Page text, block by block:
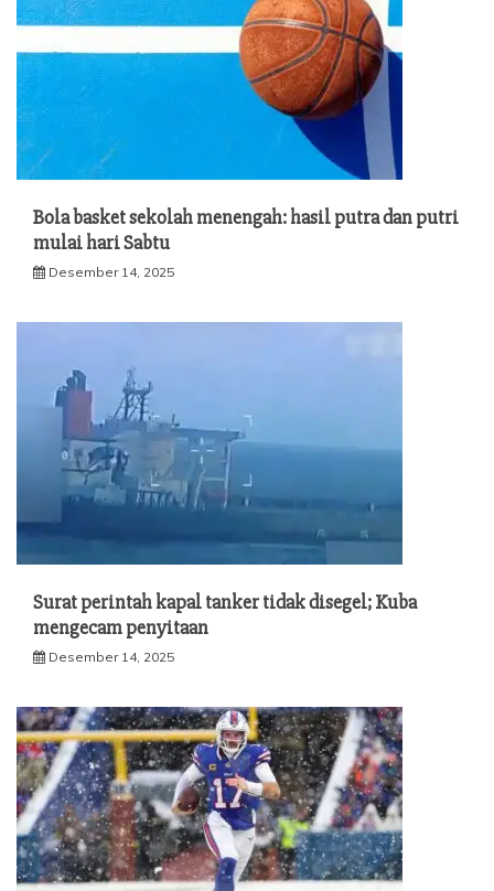
Bola basket sekolah menengah: hasil putra dan putri
mulai hari Sabtu
Desember 14, 2025
Surat perintah kapal tanker tidak disegel; Kuba
mengecam penyitaan
Desember 14, 2025